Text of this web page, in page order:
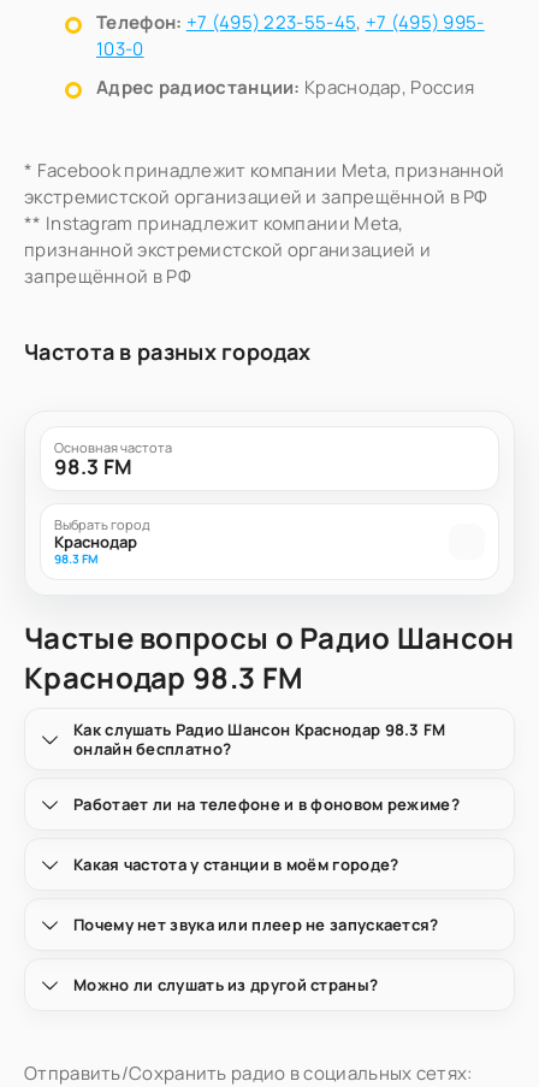
Телефон: +7 (495) 223-55-45, +7 (495) 995-
103-0
Адрес радиостанции: Краснодар, Россия
* Facebook принадлежит компании Meta, признанной
экстремистской организацией и запрещённой в РФ
** Instagram принадлежит компании Meta,
признанной экстремистской организацией и
запрещённой в РФ
Частота в разных городах
Основная частота
98.3 FM
Выбрать город
Краснодар
98.3 FM
Частые вопросы о Радио Шансон
Краснодар 98.3 FM
Как слушать Радио Шансон Краснодар 98.3 FM
онлайн бесплатно?
Работает ли на телефоне и в фоновом режиме?
Какая частота у станции в моём городе?
Почему нет звука или плеер не запускается?
Можно ли слушать из другой страны?
Отправить/Сохранить радио в социальных сетях: